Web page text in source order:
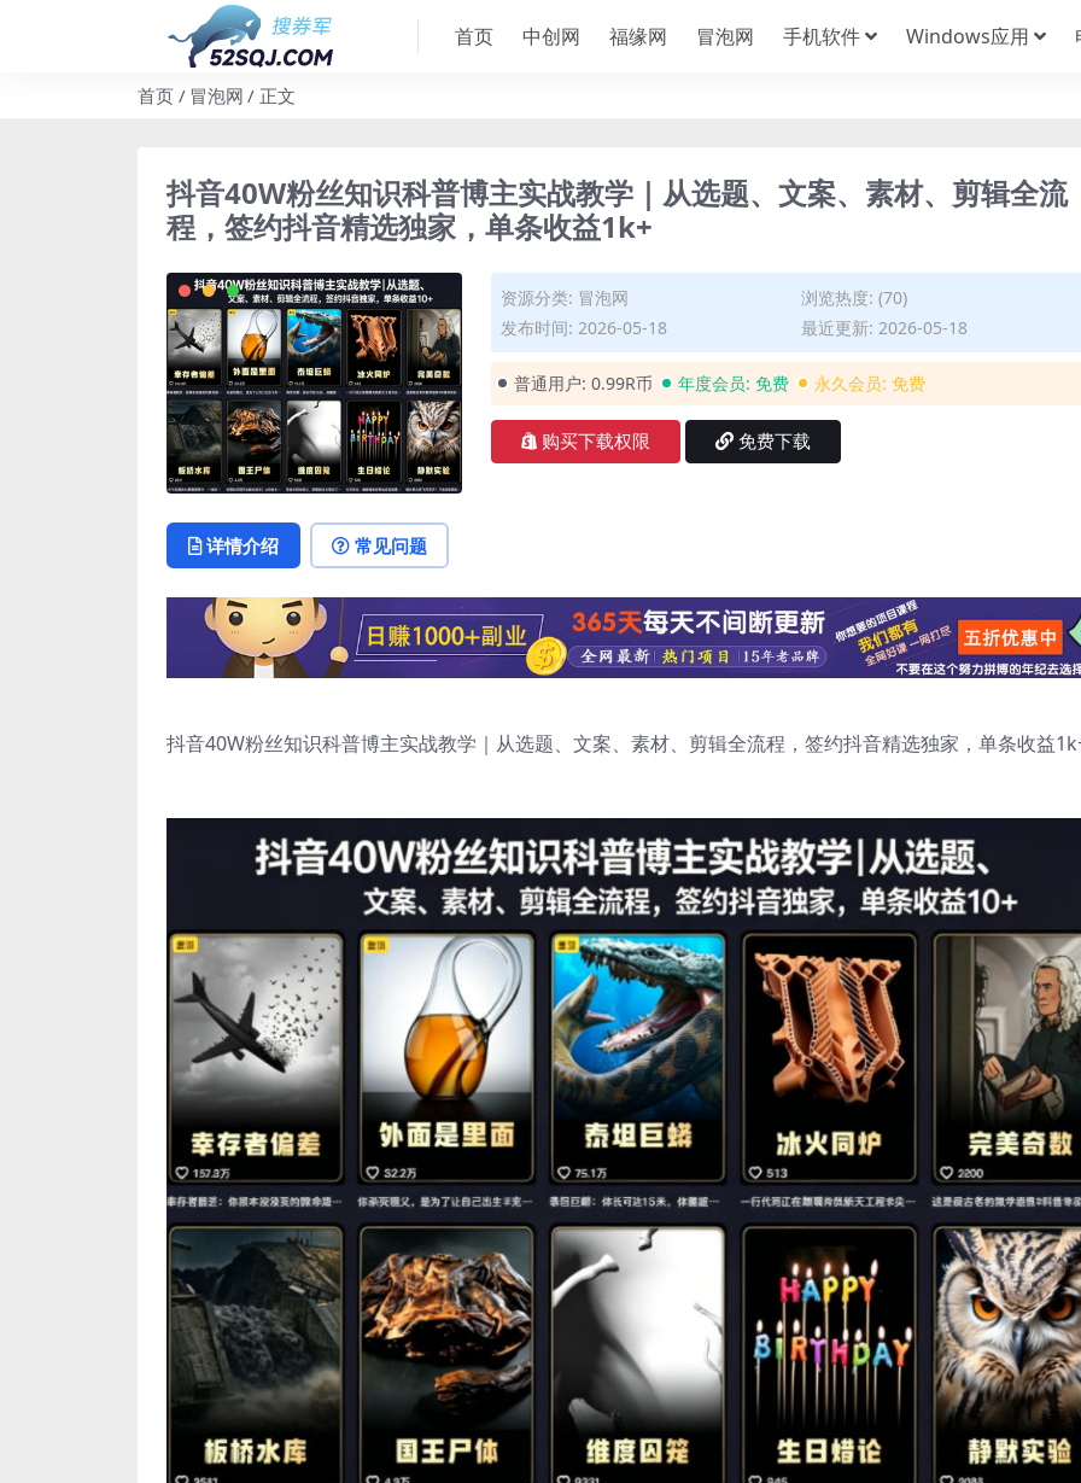
首页 中创网 福缘网 冒泡网 手机软件 Windows应用
首页 冒泡网 正文
抖音40W粉丝知识科普博主实战教学｜从选题、文案、素材、剪辑全流
程，签约抖音精选独家，单条收益1k+
资源分类: 冒泡网
浏览热度: (70)
发布时间: 2026-05-18
最近更新: 2026-05-18
普通用户: 0.99R币 年度会员: 免费 永久会员: 免费
购买下载权限 免费下载
详情介绍 常见问题
抖音40W粉丝知识科普博主实战教学｜从选题、文案、素材、剪辑全流程，签约抖音精选独家，单条收益